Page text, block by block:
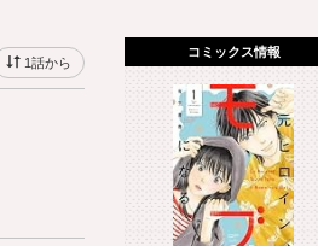
1話から
コミックス情報